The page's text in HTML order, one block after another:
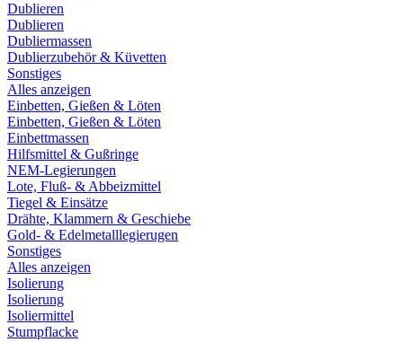
Dublieren
Dublieren
Dubliermassen
Dublierzubehör & Küvetten
Sonstiges
Alles anzeigen
Einbetten, Gießen & Löten
Einbetten, Gießen & Löten
Einbettmassen
Hilfsmittel & Gußringe
NEM-Legierungen
Lote, Fluß- & Abbeizmittel
Tiegel & Einsätze
Drähte, Klammern & Geschiebe
Gold- & Edelmetalllegierugen
Sonstiges
Alles anzeigen
Isolierung
Isolierung
Isoliermittel
Stumpflacke